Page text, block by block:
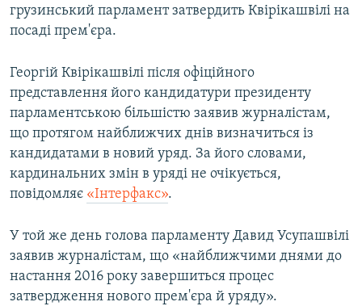
грузинський парламент затвердить Квірікашвілі на
посаді прем'єра.
Георгій Квірікашвілі після офіційного
представлення його кандидатури президенту
парламентською більшістю заявив журналістам,
що протягом найближчих днів визначиться із
кандидатами в новий уряд. За його словами,
кардинальних змін в уряді не очікується,
повідомляє «Інтерфакс».
У той же день голова парламенту Давид Усупашвілі
заявив журналістам, що «найближчими днями до
настання 2016 року завершиться процес
затвердження нового прем'єра й уряду».